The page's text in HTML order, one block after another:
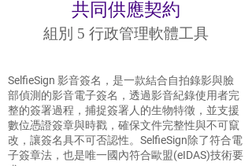
共同供應契約
組別 5 行政管理軟體工具
SelfieSign 影音簽名，是一款結合自拍錄影與臉
部偵測的影音電子簽名，透過影音紀錄使用者完
整的簽署過程，捕捉簽署人的生物特徵，並支援
數位憑證簽章與時戳，確保文件完整性與不可竄
改，讓簽名具不可否認性。SelfieSign除了符合電
子簽章法，也是唯一國內符合歐盟(eIDAS)技術要